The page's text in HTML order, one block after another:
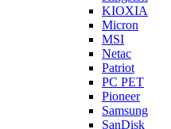
KIOXIA
Micron
MSI
Netac
Patriot
PC PET
Pioneer
Samsung
SanDisk